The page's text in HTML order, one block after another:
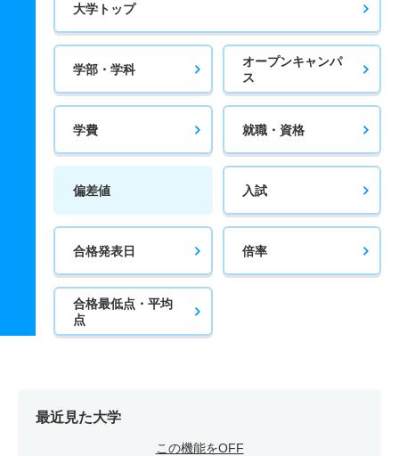
大学トップ
学部・学科
オープンキャンパ
ス
学費 就職・資格
偏差値 入試
合格発表日 倍率
合格最低点・平均
点
最近見た大学
この機能をOFF